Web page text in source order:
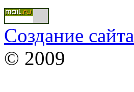
Создание сайта
© 2009